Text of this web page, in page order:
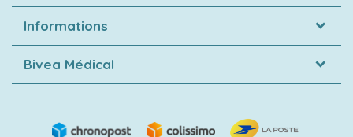
Informations
Bivea Médical